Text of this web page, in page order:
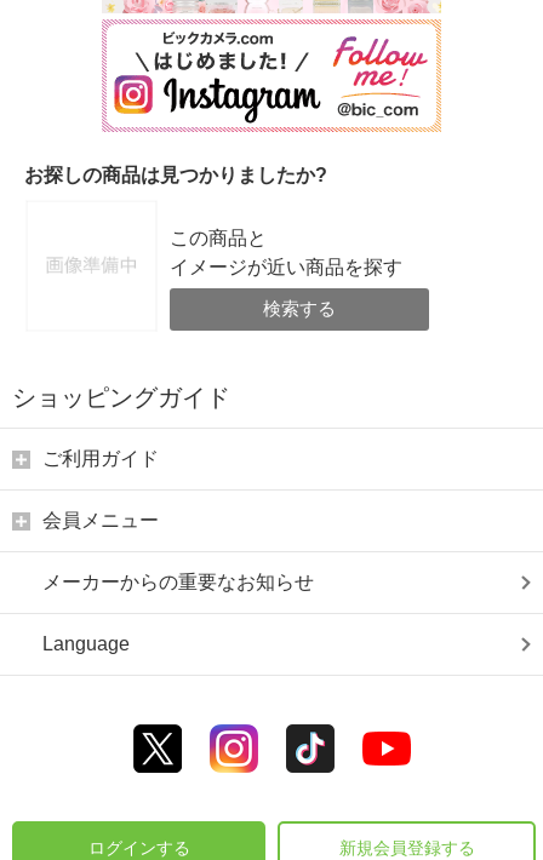
お探しの商品は見つかりましたか?
この商品と
イメージが近い商品を探す
検索する
ショッピングガイド
ご利用ガイド
会員メニュー
メーカーからの重要なお知らせ
Language
ログインする 新規会員登録する